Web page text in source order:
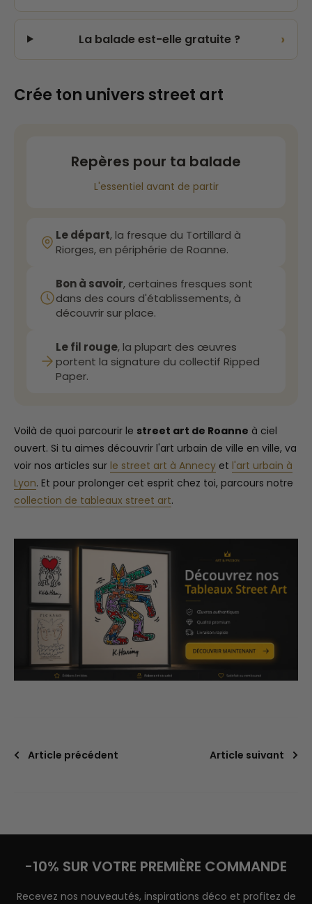
La balade est-elle gratuite ? ›
Crée ton univers street art
Repères pour ta balade
L'essentiel avant de partir
Le départ, la fresque du Tortillard à
Riorges, en périphérie de Roanne.
Bon à savoir, certaines fresques sont
dans des cours d'établissements, à
découvrir sur place.
Le fil rouge, la plupart des œuvres
portent la signature du collectif Ripped
Paper.
Voilà de quoi parcourir le street art de Roanne à ciel
ouvert. Si tu aimes découvrir l'art urbain de ville en ville, va
voir nos articles sur le street art à Annecy et l'art urbain à
Lyon. Et pour prolonger cet esprit chez toi, parcours notre
collection de tableaux street art.
Article précédent Article suivant
-10% SUR VOTRE PREMIÈRE COMMANDE
Recevez nos nouveautés, inspirations déco et profitez de